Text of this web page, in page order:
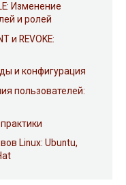
Изменение
и ролей
и REVOKE:
и конфигурация
пользователей:
Linux: Ubuntu,